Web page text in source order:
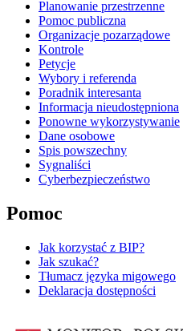
Planowanie przestrzenne
Pomoc publiczna
Organizacje pozarządowe
Kontrole
Petycje
Wybory i referenda
Poradnik interesanta
Informacja nieudostępniona
Ponowne wykorzystywanie
Dane osobowe
Spis powszechny
Sygnaliści
Cyberbezpieczeństwo
Pomoc
Jak korzystać z BIP?
Jak szukać?
Tłumacz języka migowego
Deklaracja dostępności